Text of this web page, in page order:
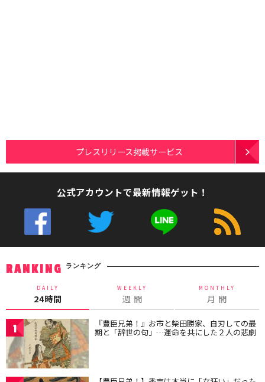
プレスリリース掲載サービス
公式アカウントで最新情報ゲット！
RANKING ランキング
DAILY
24時間
WEEKLY
週 間
MONTHLY
月 間
1 『豊臣兄弟！』お市と柴田勝家、自刃しての最
期と「辞世の句」…運命を共にした２人の悲劇